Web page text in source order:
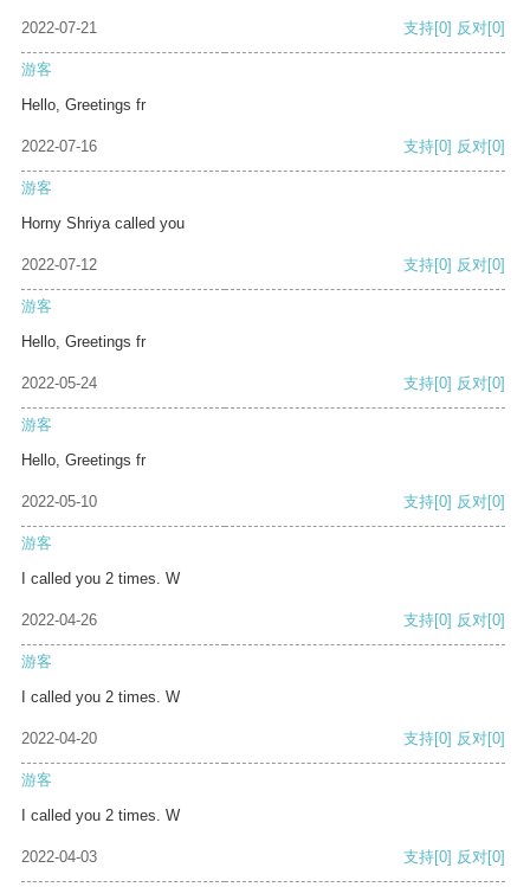
2022-07-21 支持[0] 反对[0]
游客
Hello, Greetings fr
2022-07-16 支持[0] 反对[0]
游客
Horny Shriya called you
2022-07-12 支持[0] 反对[0]
游客
Hello, Greetings fr
2022-05-24 支持[0] 反对[0]
游客
Hello, Greetings fr
2022-05-10 支持[0] 反对[0]
游客
I called you 2 times. W
2022-04-26 支持[0] 反对[0]
游客
I called you 2 times. W
2022-04-20 支持[0] 反对[0]
游客
I called you 2 times. W
2022-04-03 支持[0] 反对[0]